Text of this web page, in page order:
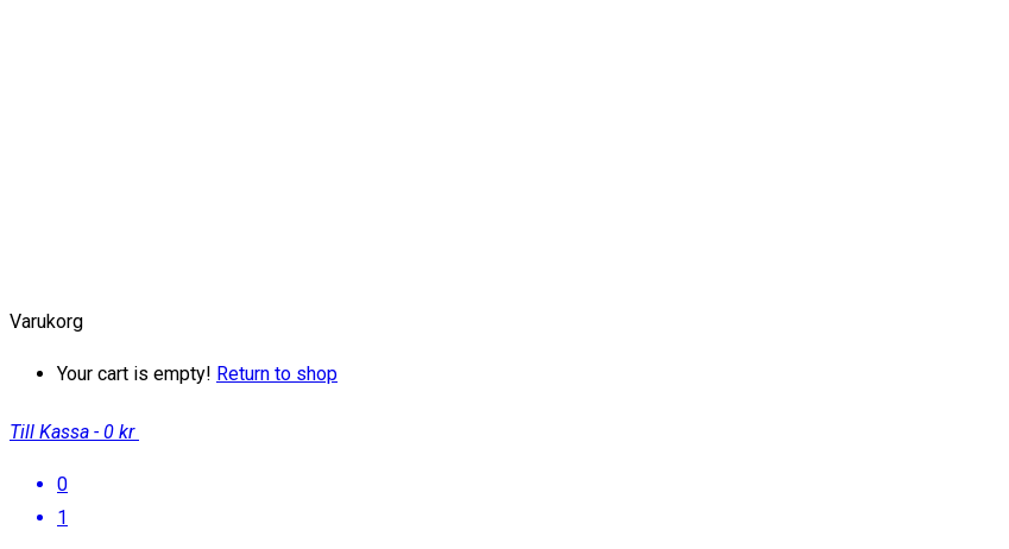
Varukorg
Your cart is empty! Return to shop
Till Kassa - 0 kr
0
1